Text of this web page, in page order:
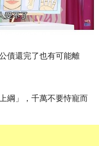
債還完了也有可能離
綱」，千萬不要恃寵而